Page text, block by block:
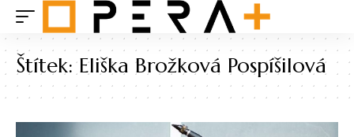
Štítek:Eliška Brožková Pospíšilová